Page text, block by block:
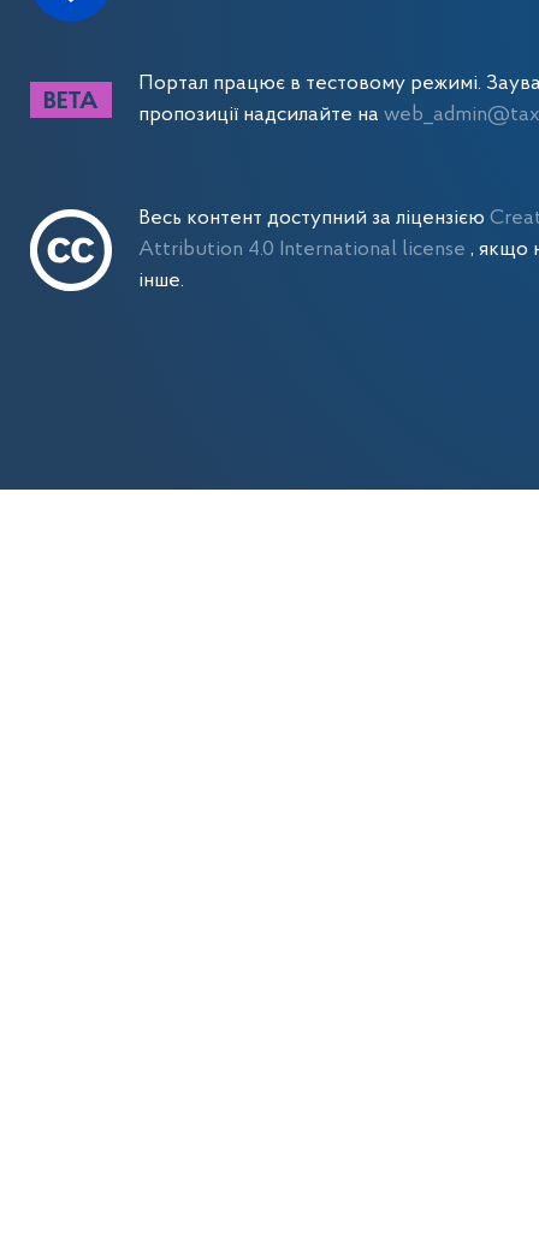
Портал працює в тестовому режимі.
пропозиції надсилайте на
Весь контент доступний за ліцензією
Attribution 4.0 International license , якщо
інше.